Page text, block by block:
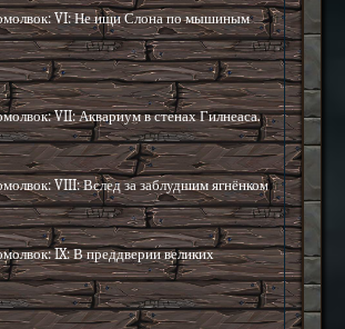
VI: Не ищи Слона по мышиным
VII: Аквариум в стенах Гилнеаса.
VIII: Вслед за заблудшим ягнёнком.
IX: В преддверии великих